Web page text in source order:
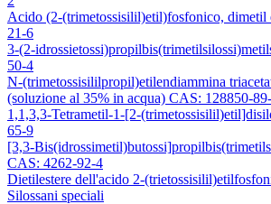
Acido (2-(trimetossisilil)etil)fosfonico, dimetil
21-6
3-(2-
50-4
N-(trimetossisililpropil)etilendiammina
(soluzione al 35% in acqua) CAS: 128850-
1,1,3,3-Tetrametil-1-[2-
65-9
[3,3-
CAS: 4262-92-4
Dietilestere dell'acido 2-
Silossani speciali